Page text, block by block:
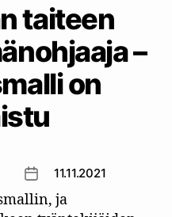
taiteen
–
on
Julkaisupäivämäärä
11.11.2021
ja